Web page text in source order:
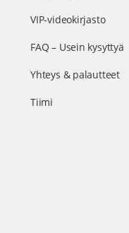
VIP-videokirjasto
FAQ – Usein kysyttyä
Yhteys & palautteet
Tiimi